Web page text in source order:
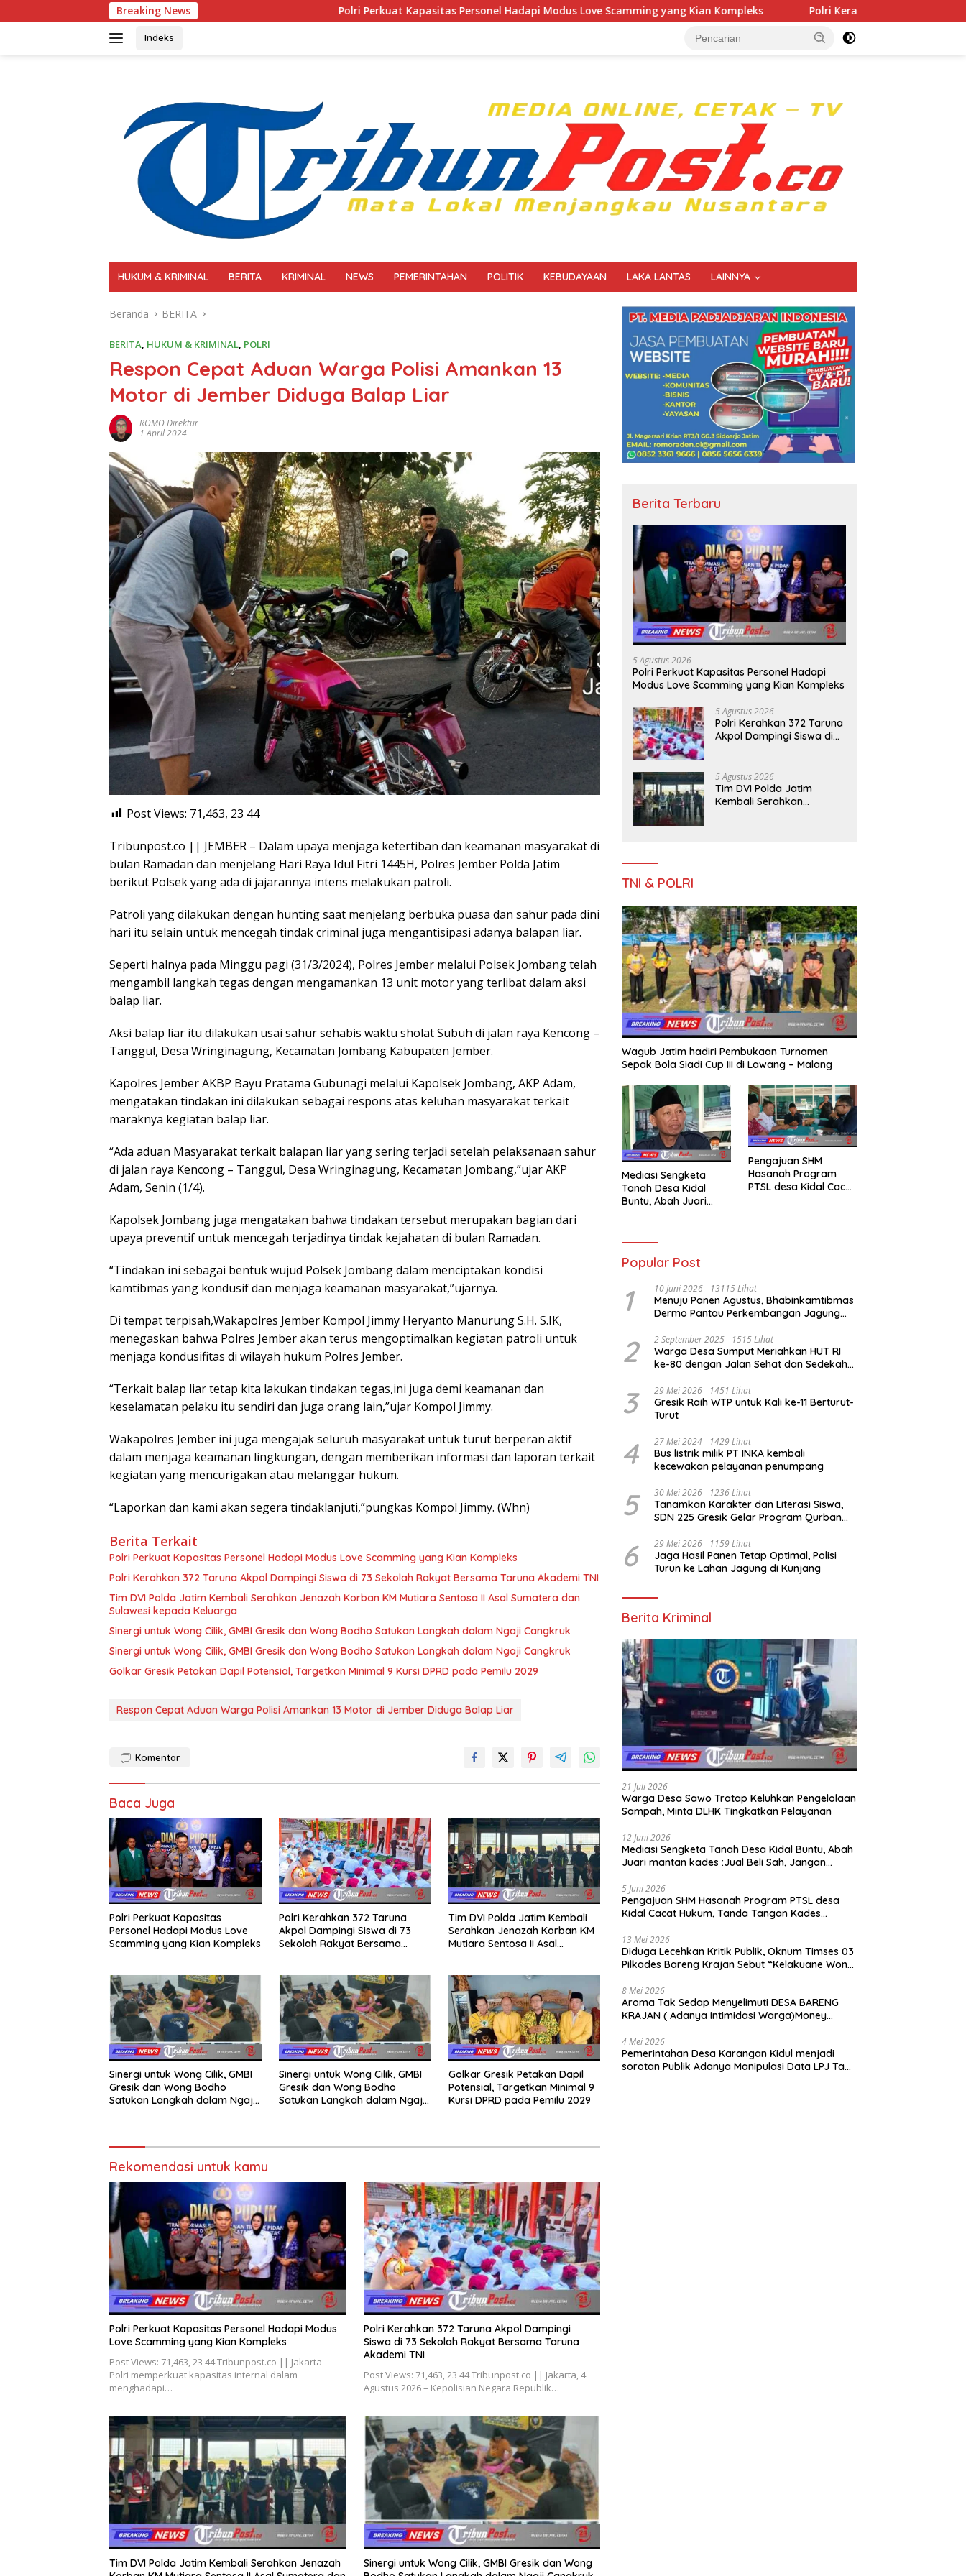
ke
Breaking News Polri Perkuat Kapasitas Personel Hadapi Modus Love Scamming yang Kian Kompleks Polri Kerahkan 372 Taruna Akpol Dampingi Siswa
Indeks
HUKUM & KRIMINAL BERITA KRIMINAL NEWS PEMERINTAHAN POLITIK KEBUDAYAAN LAKA LANTAS LAINNYA
Beranda BERITA
BERITA, HUKUM & KRIMINAL, POLRI
Respon Cepat Aduan Warga Polisi Amankan 13
Motor di Jember Diduga Balap Liar
ROMO Direktur
1 April 2024
Post Views: 71,463, 23 44
Tribunpost.co || JEMBER – Dalam upaya menjaga ketertiban dan keamanan masyarakat di
bulan Ramadan dan menjelang Hari Raya Idul Fitri 1445H, Polres Jember Polda Jatim
berikut Polsek yang ada di jajarannya intens melakukan patroli.
Patroli yang dilakukan dengan hunting saat menjelang berbuka puasa dan sahur pada dini
hari itu selain untuk mencegah tindak criminal juga mengantisipasi adanya balapan liar.
Seperti halnya pada Minggu pagi (31/3/2024), Polres Jember melalui Polsek Jombang telah
mengambil langkah tegas dengan mengamankan 13 unit motor yang terlibat dalam aksi
balap liar.
Aksi balap liar itu dilakukan usai sahur sehabis waktu sholat Subuh di jalan raya Kencong –
Tanggul, Desa Wringinagung, Kecamatan Jombang Kabupaten Jember.
Kapolres Jember AKBP Bayu Pratama Gubunagi melalui Kapolsek Jombang, AKP Adam,
mengatakan tindakan ini dilakukan sebagai respons atas keluhan masyarakat terkait
maraknya kegiatan balap liar.
“Ada aduan Masyarakat terkait balapan liar yang sering terjadi setelah pelaksanaan sahur
di jalan raya Kencong – Tanggul, Desa Wringinagung, Kecamatan Jombang,”ujar AKP
Adam, Senin (1/4).
Kapolsek Jombang juga mengatakan bahwa tindakan tersebut merupakan bagian dari
upaya preventif untuk mencegah terjadinya tindak kejahatan di bulan Ramadan.
“Tindakan ini sebagai bentuk wujud Polsek Jombang dalam menciptakan kondisi
kamtibmas yang kondusif dan menjaga keamanan masyarakat,”ujarnya.
Di tempat terpisah,Wakapolres Jember Kompol Jimmy Heryanto Manurung S.H. S.IK,
menegaskan bahwa Polres Jember akan terus mengoptimalkan kegiatan patroli untuk
menjaga kondusifitas di wilayah hukum Polres Jember.
“Terkait balap liar tetap kita lakukan tindakan tegas,ini juga demi keamanan dan
keselamatan pelaku itu sendiri dan juga orang lain,”ujar Kompol Jimmy.
Wakapolres Jember ini juga mengajak seluruh masyarakat untuk turut berperan aktif
dalam menjaga keamanan lingkungan, dengan memberikan informasi dan laporan terkait
kegiatan yang mencurigakan atau melanggar hukum.
“Laporkan dan kami akan segera tindaklanjuti,”pungkas Kompol Jimmy. (Whn)
Berita Terkait
Polri Perkuat Kapasitas Personel Hadapi Modus Love Scamming yang Kian Kompleks
Polri Kerahkan 372 Taruna Akpol Dampingi Siswa di 73 Sekolah Rakyat Bersama Taruna Akademi TNI
Tim DVI Polda Jatim Kembali Serahkan Jenazah Korban KM Mutiara Sentosa II Asal Sumatera dan
Sulawesi kepada Keluarga
Sinergi untuk Wong Cilik, GMBI Gresik dan Wong Bodho Satukan Langkah dalam Ngaji Cangkruk
Sinergi untuk Wong Cilik, GMBI Gresik dan Wong Bodho Satukan Langkah dalam Ngaji Cangkruk
Golkar Gresik Petakan Dapil Potensial, Targetkan Minimal 9 Kursi DPRD pada Pemilu 2029
Respon Cepat Aduan Warga Polisi Amankan 13 Motor di Jember Diduga Balap Liar
Komentar
Baca Juga
Polri Perkuat Kapasitas
Personel Hadapi Modus Love
Scamming yang Kian Kompleks
Polri Kerahkan 372 Taruna
Akpol Dampingi Siswa di 73
Sekolah Rakyat Bersama
Tim DVI Polda Jatim Kembali
Serahkan Jenazah Korban KM
Mutiara Sentosa II Asal
Sinergi untuk Wong Cilik, GMBI
Gresik dan Wong Bodho
Satukan Langkah dalam Ngaji
Sinergi untuk Wong Cilik, GMBI
Gresik dan Wong Bodho
Satukan Langkah dalam Ngaji
Golkar Gresik Petakan Dapil
Potensial, Targetkan Minimal 9
Kursi DPRD pada Pemilu 2029
Rekomendasi untuk kamu
Polri Perkuat Kapasitas Personel Hadapi Modus
Love Scamming yang Kian Kompleks
Post Views: 71,463, 23 44 Tribunpost.co || Jakarta –
Polri memperkuat kapasitas internal dalam
menghadapi…
Polri Kerahkan 372 Taruna Akpol Dampingi
Siswa di 73 Sekolah Rakyat Bersama Taruna
Akademi TNI
Post Views: 71,463, 23 44 Tribunpost.co || Jakarta, 4
Agustus 2026 – Kepolisian Negara Republik…
Tim DVI Polda Jatim Kembali Serahkan Jenazah
Sinergi untuk Wong Cilik, GMBI Gresik dan Wong
Berita Terbaru
5 Agustus 2026
Polri Perkuat Kapasitas Personel Hadapi
Modus Love Scamming yang Kian Kompleks
5 Agustus 2026
Polri Kerahkan 372 Taruna
Akpol Dampingi Siswa di
TNI
5 Agustus 2026
Tim DVI Polda Jatim
Kembali Serahkan
TNI & POLRI
Wagub Jatim hadiri Pembukaan Turnamen
Sepak Bola Siadi Cup III di Lawang – Malang
Mediasi Sengketa
Tanah Desa Kidal
Buntu, Abah Juari
Jadikan Kesalahan
Membatalkan Hak
Pengajuan SHM
Hasanah Program
PTSL desa Kidal Cacat
Popular Post
1 10 Juni 2026 13115 Lihat
Menuju Panen Agustus, Bhabinkamtibmas
Dermo Pantau Perkembangan Jagung
2 2 September 2025 1515 Lihat
Warga Desa Sumput Meriahkan HUT RI
ke-80 dengan Jalan Sehat dan Sedekah
3 29 Mei 2026 1451 Lihat
Gresik Raih WTP untuk Kali ke-11 Berturut-
Turut
4 27 Mei 2024 1429 Lihat
Bus listrik milik PT INKA kembali
kecewakan pelayanan penumpang
5 30 Mei 2026 1236 Lihat
Tanamkan Karakter dan Literasi Siswa,
SDN 225 Gresik Gelar Program Qurban
6 29 Mei 2026 1159 Lihat
Jaga Hasil Panen Tetap Optimal, Polisi
Turun ke Lahan Jagung di Kunjang
Berita Kriminal
21 Juli 2026
Warga Desa Sawo Tratap Keluhkan Pengelolaan
Sampah, Minta DLHK Tingkatkan Pelayanan
12 Juni 2026
Mediasi Sengketa Tanah Desa Kidal Buntu, Abah
Juari mantan kades :Jual Beli Sah, Jangan
Membatalkan Hak Warga.
5 Juni 2026
Pengajuan SHM Hasanah Program PTSL desa
Kidal Cacat Hukum, Tanda Tangan Kades
13 Mei 2026
Diduga Lecehkan Kritik Publik, Oknum Timses 03
Pilkades Bareng Krajan Sebut “Kelakuane Wong
8 Mei 2026
Aroma Tak Sedap Menyelimuti DESA BARENG
KRAJAN ( Adanya Intimidasi Warga)Money
4 Mei 2026
Pemerintahan Desa Karangan Kidul menjadi
sorotan Publik Adanya Manipulasi Data LPJ Ta